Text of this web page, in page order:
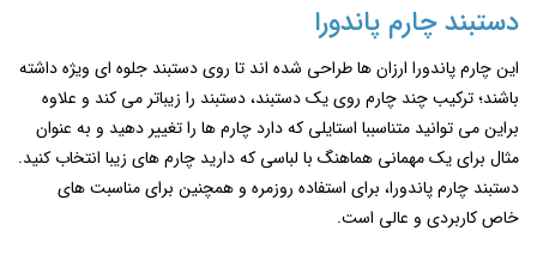
دستبند چارم پاندورا
این چارم پاندورا ارزان ‌ها طراحی شده‌ اند تا روی دستبند جلوه‌ ای ویژه داشته
باشند؛ ترکیب چند چارم روی یک دستبند، دستبند را زیباتر می کند و علاوه
براین می توانید متناسببا استایلی که دارد چارم ها را تغییر دهید و به عنوان
مثال برای یک مهمانی هماهنگ با لباسی که دارید چارم های زیبا انتخاب کنید.
دستبند چارم پاندورا، برای استفاده روزمره و همچنین برای مناسبت ‌های
خاص کاربردی و عالی است.